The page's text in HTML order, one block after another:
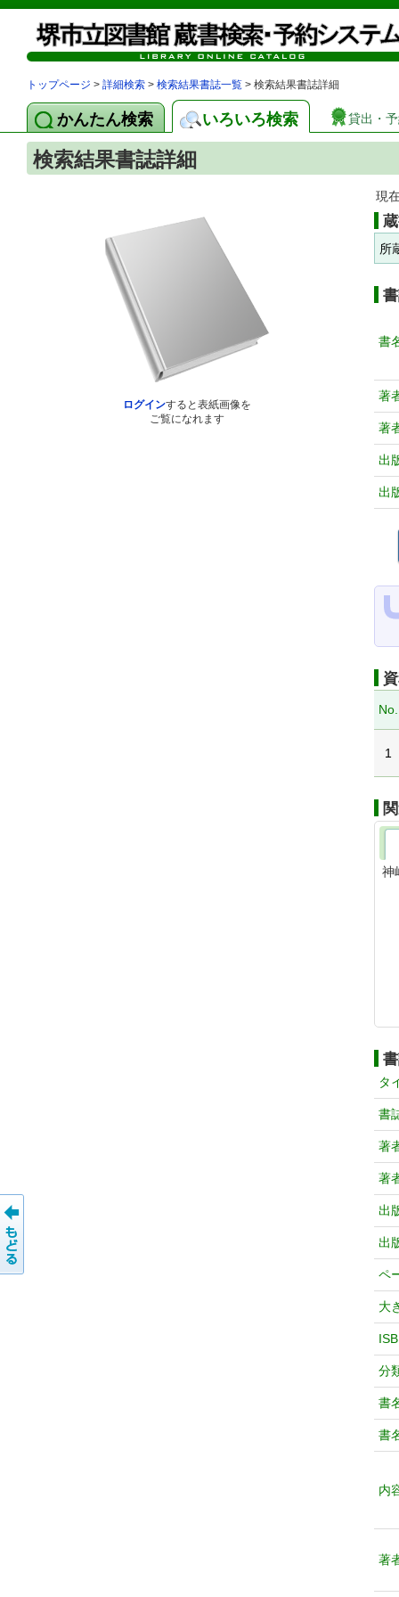
トップページ > 詳細検索 > 検索結果書誌一覧 > 検索結果書誌詳細
かんたん検索 いろいろ検索 貸出・
検索結果書誌詳細
ログインすると表紙画像を
ご覧になれます
現
所
書
著
著
出
出
No.
1
神
タ
書
著
著
出
出
ペ
大
分
書
書
内
著